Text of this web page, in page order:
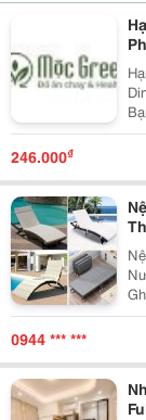
246.000₫
0944 *** ***